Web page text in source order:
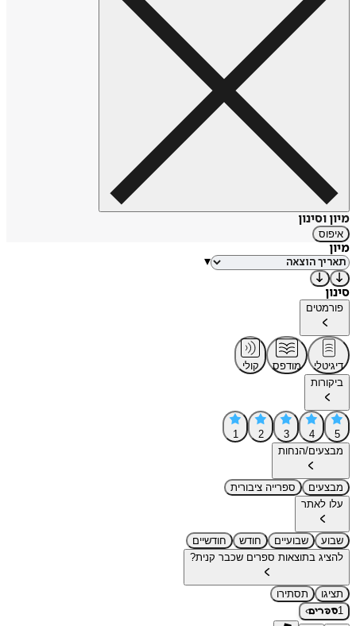
מיון וסינון
איפוס
מיון
▾
סינון
פורמטים
דיגיטלי מודפס
קולי
ביקורות
5
4
3
2
1
מבצעים/הנחות
מבצעים
ספרייה ציבורית
עלו לאתר
שבוע שבועיים חודש
חודשיים
להציג בתוצאות ספרים שכבר קנית?
תציגו
תסתירו
1ספרים›